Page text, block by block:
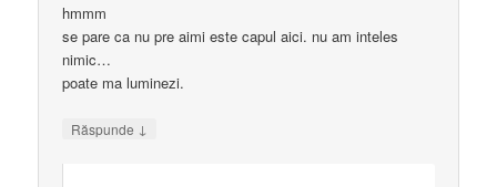
hmmm
se pare ca nu pre aimi este capul aici. nu am inteles
nimic…
poate ma luminezi.
Răspunde ↓